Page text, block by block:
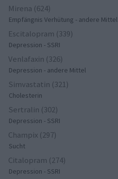
Mirena (624)
Empfängnis Verhütung - andere Mittel
Escitalopram (339)
Depression - SSRI
Venlafaxin (326)
Depression - andere Mittel
Simvastatin (321)
Cholesterin
Sertralin (302)
Depression - SSRI
Champix (297)
Sucht
Citalopram (274)
Depression - SSRI